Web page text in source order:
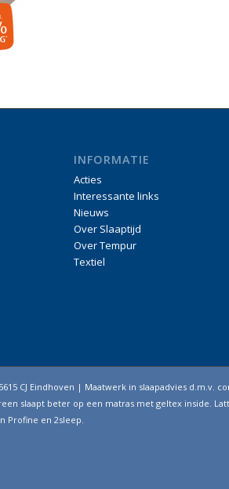
INFORMATIE
Acties
Interessante links
Nieuws
Over Slaaptijd
Over Tempur
Textiel
CJ Eindhoven | Maatwerk in slaapadvies
slaapt beter op een matras met geltex inside.
Profine en 2sleep.